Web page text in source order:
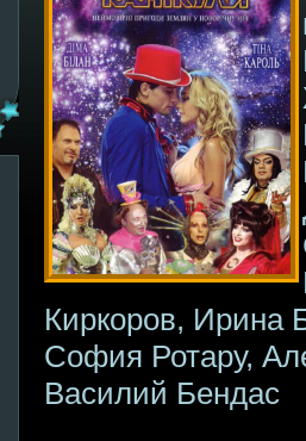
Киркоров, Ирина
София Ротару,
Василий Бендас